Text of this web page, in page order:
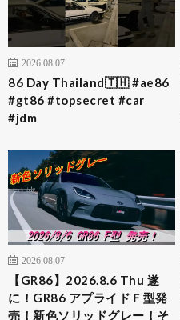
2026.08.07
86 Day Thailand🇹🇭 #ae86
#gt86 #topsecret #car
#jdm
2026.08.07
【GR86】2026.8.6 Thu 遂
に！GR86 アプライドＦ型発
売！新色ソリッドグレー！そ